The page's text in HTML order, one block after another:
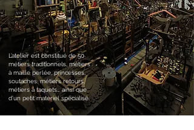
L’atelier est constitué de 50
métiers traditionnels, métiers
à maille perlée, princesses,
soutaches, métiers retours,
métiers à taquets… ainsi que
d’un petit matériel spécialisé.